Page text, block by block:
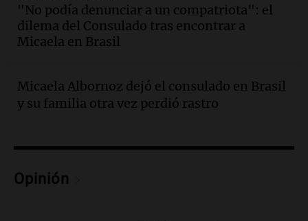
de Santiago Azcácibar
Noticias
Episodios
con la política, advierte el consultor
Carlos Fara
Audio.Derrapó con su moto en 27 de
hospitalizado
"No podía denunciar a un compatriota": el
dilema del Consulado tras encontrar a
Micaela en Brasil
Micaela Albornoz dejó el consulado en Brasil
y su familia otra vez perdió rastro
Opinión